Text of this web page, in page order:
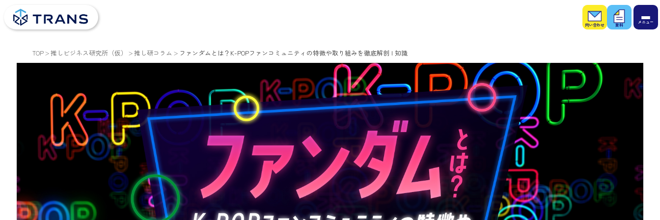
お問
い合
わせ
お役
立ち
資料
TOP 推しビジネス研究所（仮） 推し研コラム ファンダムとは？K-POPファンコミュニティの特徴や取り組みを徹底解剖 | 知識